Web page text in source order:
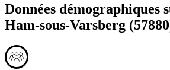
Données démographiques
Ham-sous-Varsberg